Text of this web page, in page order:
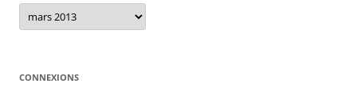
Archives
CONNEXIONS